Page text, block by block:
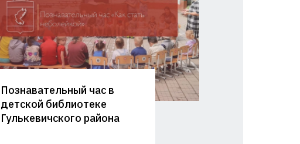
Познавательный час в
детской библиотеке
Гулькевичского района